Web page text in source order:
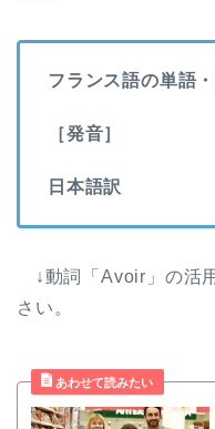
フランス語の単語
［発音］
日本語訳
↓動詞「Avoir」の活
さい。